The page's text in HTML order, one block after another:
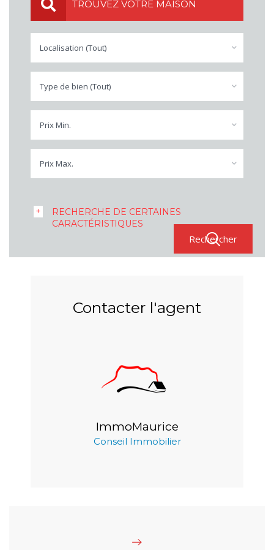
TROUVEZ VOTRE MAISON
Localisation (Tout)
Type de bien (Tout)
Prix Min.
Prix Max.
RECHERCHE DE CERTAINES
CARACTÉRISTIQUES
Contacter l'agent
ImmoMaurice
Conseil Immobilier